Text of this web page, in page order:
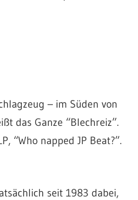
– im Süden von
das Ganze “Blechreiz”.
“Who napped JP Beat?”.
seit 1983 dabei,